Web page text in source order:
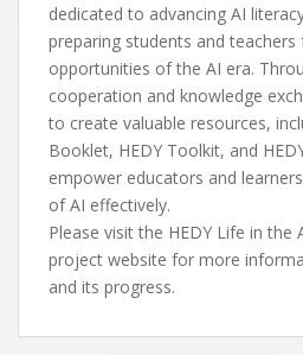
dedicated to advancing AI
preparing students and
opportunities of the AI era.
cooperation and knowledge
to create valuable resources,
Booklet, HEDY Toolkit, and
empower educators and
of AI effectively.
Please visit the HEDY Life in the
project website for more
and its progress.